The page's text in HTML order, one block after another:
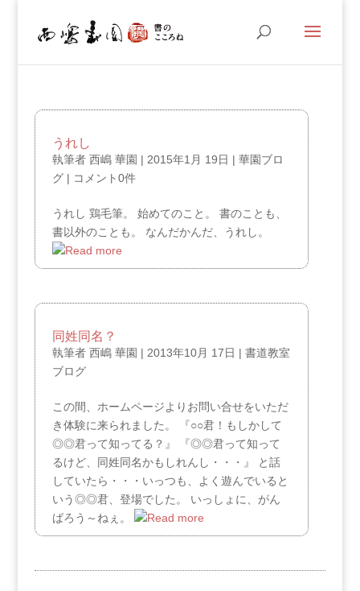
うれし
執筆者 西嶋 華園 | 2015年1月 19日 | 華園ブロ
グ| コメント0件
うれし 鶏毛筆。 始めてのこと。 書のことも、
書以外のことも。 なんだかんだ、うれし。
同姓同名？
執筆者 西嶋 華園 | 2013年10月 17日 | 書道教室
ブログ
この間、ホームページよりお問い合せをいただ
き体験に来られました。 『○○君！もしかして
◎◎君って知ってる？』 『◎◎君って知って
るけど、同姓同名かもしれんし・・・』 と話
していたら・・・いっつも、よく遊んでいると
いう◎◎君、登場でした。 いっしょに、がん
ばろう～ねぇ。